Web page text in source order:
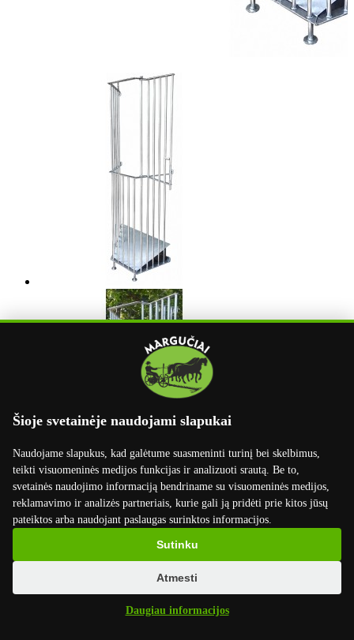
Šioje svetainėje naudojami slapukai
Naudojame slapukus, kad galėtume suasmeninti turinį bei skelbimus,
teikti visuomeninės medijos funkcijas ir analizuoti srautą. Be to,
svetainės naudojimo informaciją bendriname su visuomeninės medijos,
reklamavimo ir analizės partneriais, kurie gali ją pridėti prie kitos jūsų
pateiktos arba naudojant paslaugas surinktos informacijos.
Daugiau informacijos
Sutinku
Atmesti